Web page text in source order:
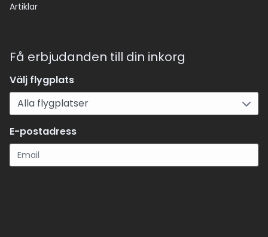
Artiklar
Få erbjudanden till din inkorg
Välj flygplats
E-postadress